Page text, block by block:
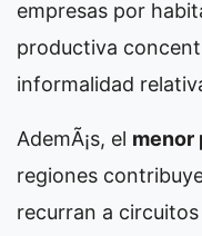
empresas por
productiva
informalidad
AdemÃ¡s, el menor
regiones
recurran a